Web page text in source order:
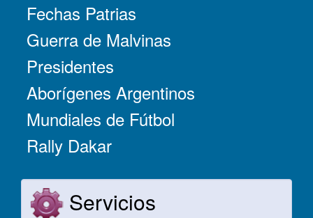
Fechas Patrias
Guerra de Malvinas
Presidentes
Aborígenes Argentinos
Mundiales de Fútbol
Rally Dakar
Servicios